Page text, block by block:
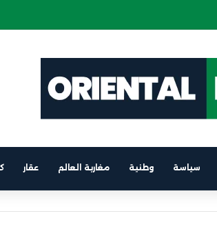
بين برشلونة والناظور
سياسة وطنية مغاربة العالم عقار